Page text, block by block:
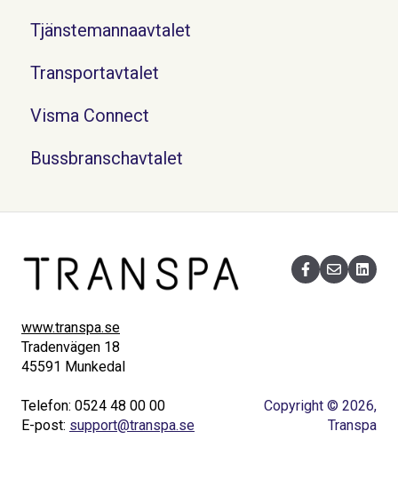
Tjänstemannaavtalet
Transportavtalet
Visma Connect
Bussbranschavtalet
www.transpa.se
Tradenvägen 18
45591 Munkedal
Telefon: 0524 48 00 00
E-post: support@transpa.se
Copyright © 2026,
Transpa